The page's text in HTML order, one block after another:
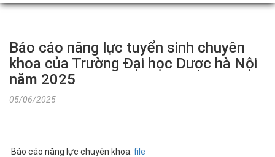
tuyển
học
+ Thông
tin
tuyển
Báo cáo năng lực tuyển sinh chuyên
khoa của Trường Đại học Dược hà Nội
năm 2025
05/06/2025
Báo cáo năng lực chuyên khoa: file